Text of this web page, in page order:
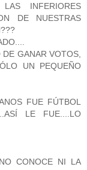
INFERIORES
DE NUESTRAS
DE GANAR VOTOS,
UN PEQUEÑO
FUE FÚTBOL
LE FUE....LO
CONOCE NI LA